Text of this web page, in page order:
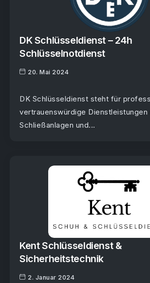
DK Schlüsseldienst – 24h
Schlüsselnotdienst
20. Mai 2024
DK Schlüsseldienst steht für
vertrauenswürdige Dienstleistungen
Schließanlagen und...
Kent Schlüsseldienst &
Sicherheitstechnik
2. Januar 2024